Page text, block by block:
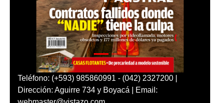
Teléfono: (+593) 985860991 - (042) 2327200 |
Dirección: Aguirre 734 y Boyacá | Email: